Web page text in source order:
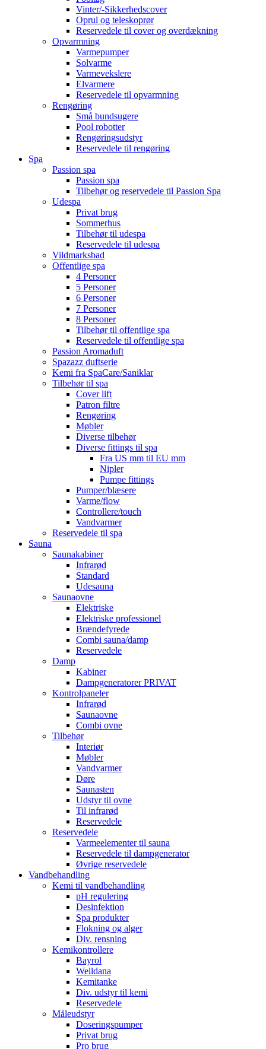
Vinter/-Sikkerhedscover
Oprul og teleskoprør
Reservedele til cover og overdækning
Opvarmning
Varmepumper
Solvarme
Varmevekslere
Elvarmere
Reservedele til opvarmning
Rengøring
Små bundsugere
Pool robotter
Rengøringsudstyr
Reservedele til rengøring
Spa
Passion spa
Passion spa
Tilbehør og reservedele til Passion Spa
Udespa
Privat brug
Sommerhus
Tilbehør til udespa
Reservedele til udespa
Vildmarksbad
Offentlige spa
4 Personer
5 Personer
6 Personer
7 Personer
8 Personer
Tilbehør til offentlige spa
Reservedele til offentlige spa
Passion Aromaduft
Spazazz duftserie
Kemi fra SpaCare/Saniklar
Tilbehør til spa
Cover lift
Patron filtre
Rengøring
Møbler
Diverse tilbehør
Diverse fittings til spa
Fra US mm til EU mm
Nipler
Pumpe fittings
Pumper/blæsere
Varme/flow
Controllere/touch
Vandvarmer
Reservedele til spa
Sauna
Saunakabiner
Infrarød
Standard
Udesauna
Saunaovne
Elektriske
Elektriske professionel
Brændefyrede
Combi sauna/damp
Reservedele
Damp
Kabiner
Dampgeneratorer PRIVAT
Kontrolpaneler
Infrarød
Saunaovne
Combi ovne
Tilbehør
Interiør
Møbler
Vandvarmer
Døre
Saunasten
Udstyr til ovne
Til infrarød
Reservedele
Reservedele
Varmeelementer til sauna
Reservedele til dampgenerator
Øvrige reservedele
Vandbehandling
Kemi til vandbehandling
pH regulering
Desinfektion
Spa produkter
Flokning og alger
Div. rensning
Kemikontrollere
Bayrol
Welldana
Kemitanke
Div. udstyr til kemi
Reservedele
Måleudstyr
Doseringspumper
Privat brug
Pro brug